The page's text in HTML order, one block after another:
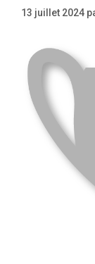
13 juillet 2024